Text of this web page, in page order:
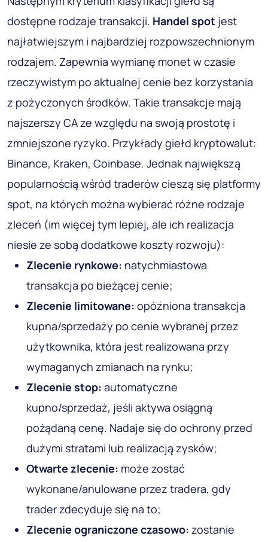
dostępne rodzaje transakcji. Handel spot jest
najłatwiejszym i najbardziej rozpowszechnionym
rodzajem. Zapewnia wymianę monet w czasie
rzeczywistym po aktualnej cenie bez korzystania
z pożyczonych środków. Takie transakcje mają
najszerszy CA ze względu na swoją prostotę i
zmniejszone ryzyko. Przykłady giełd kryptowalut:
Binance, Kraken, Coinbase. Jednak największą
popularnością wśród traderów cieszą się platformy
spot, na których można wybierać różne rodzaje
zleceń (im więcej tym lepiej, ale ich realizacja
niesie ze sobą dodatkowe koszty rozwoju):
Zlecenie rynkowe: natychmiastowa
transakcja po bieżącej cenie;
Zlecenie limitowane: opóźniona transakcja
kupna/sprzedaży po cenie wybranej przez
użytkownika, która jest realizowana przy
wymaganych zmianach na rynku;
Zlecenie stop: automatyczne
kupno/sprzedaż, jeśli aktywa osiągną
pożądaną cenę. Nadaje się do ochrony przed
dużymi stratami lub realizacją zysków;
Otwarte zlecenie: może zostać
wykonane/anulowane przez tradera, gdy
trader zdecyduje się na to;
Zlecenie ograniczone czasowo: zostanie